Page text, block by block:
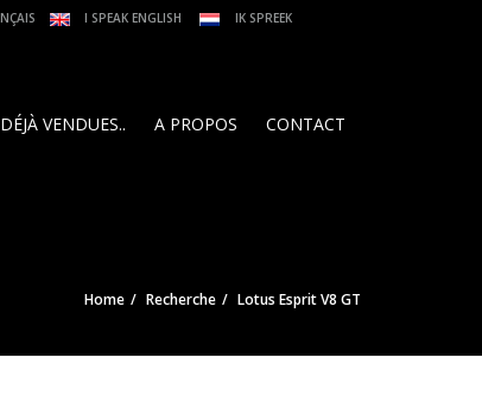
I SPEAK ENGLISH IK SPREEK
DÉJÀ VENDUES.. A PROPOS CONTACT
Home Recherche Lotus Esprit V8 GT